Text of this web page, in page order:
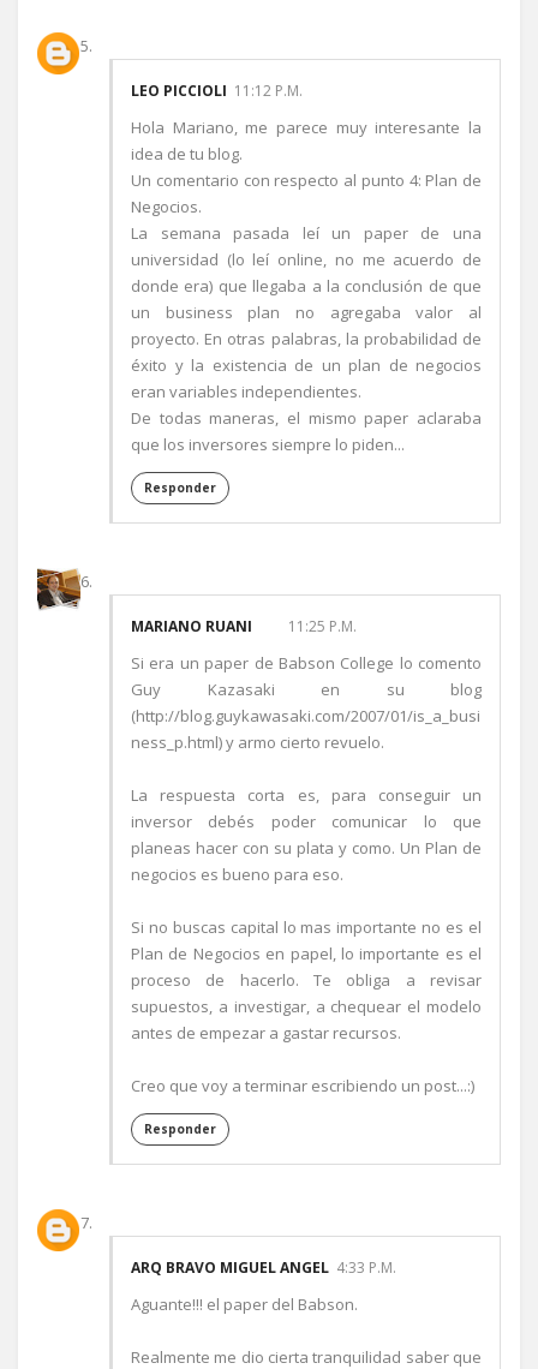
LEO PICCIOLI 11:12 P.M.
Hola Mariano, me parece muy interesante la
idea de tu blog.
Un comentario con respecto al punto 4: Plan de
Negocios.
La semana pasada leí un paper de una
universidad (lo leí online, no me acuerdo de
donde era) que llegaba a la conclusión de que
un business plan no agregaba valor al
proyecto. En otras palabras, la probabilidad de
éxito y la existencia de un plan de negocios
eran variables independientes.
De todas maneras, el mismo paper aclaraba
que los inversores siempre lo piden...
Responder
MARIANO RUANI 11:25 P.M.
Si era un paper de Babson College lo comento
Guy Kazasaki en su blog
(http://blog.guykawasaki.com/2007/01/is_a_busi
ness_p.html) y armo cierto revuelo.
La respuesta corta es, para conseguir un
inversor debés poder comunicar lo que
planeas hacer con su plata y como. Un Plan de
negocios es bueno para eso.
Si no buscas capital lo mas importante no es el
Plan de Negocios en papel, lo importante es el
proceso de hacerlo. Te obliga a revisar
supuestos, a investigar, a chequear el modelo
antes de empezar a gastar recursos.
Creo que voy a terminar escribiendo un post...:)
Responder
ARQ BRAVO MIGUEL ANGEL 4:33 P.M.
Aguante!!! el paper del Babson.
Realmente me dio cierta tranquilidad saber que